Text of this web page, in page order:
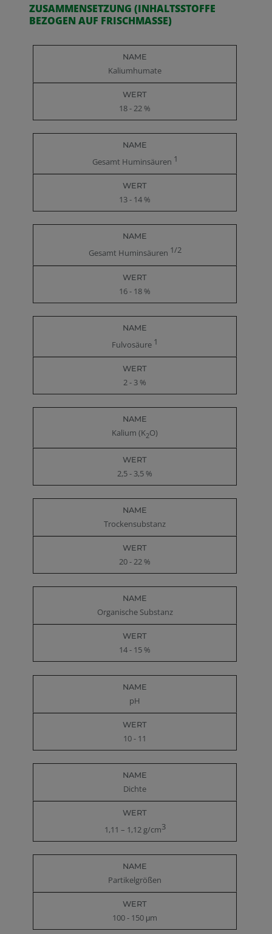
ZUSAMMENSETZUNG (INHALTSSTOFFE
BEZOGEN AUF FRISCHMASSE)
Kaliumhumate
18 - 22 %
Gesamt Huminsäuren 1
13 - 14 %
Gesamt Huminsäuren 1/2
16 - 18 %
Fulvosäure 1
2 - 3 %
Kalium (K2O)
2,5 - 3,5 %
Trockensubstanz
20 - 22 %
Organische Substanz
14 - 15 %
pH
10 - 11
Dichte
1,11 – 1,12 g/cm3
Partikelgrößen
100 - 150 μm